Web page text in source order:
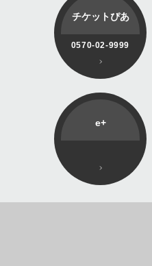
チケットぴあ
0570-02-9999
e+